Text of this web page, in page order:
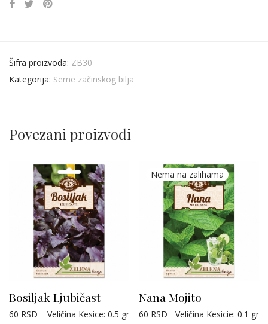
Šifra proizvoda: ZB30
Kategorija: Seme začinskog bilja
Povezani proizvodi
Bosiljak Ljubičast
Veličina Kesice: 0.5 gr
60 RSD
Nana Mojito
Veličina Kesicie: 0.1 gr
60 RSD